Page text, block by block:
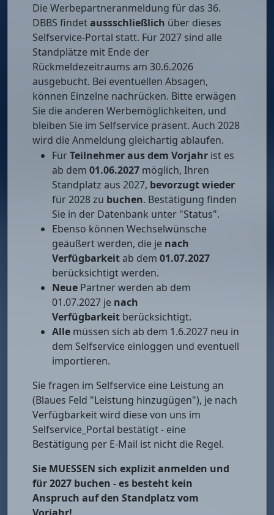
Die Werbepartneranmeldung für das 36.
DBBS findetaussschließlich über dieses
Selfservice-Portal statt. Für 2027 sind alle
Standplätze mit Ende der
Rückmeldezeitraums am 30.6.2026
ausgebucht. Bei eventuellen Absagen,
können Einzelne nachrücken. Bitte erwägen
Sie die anderen Werbemöglichkeiten, und
bleiben Sie im Selfservice präsent. Auch 2028
wird die Anmeldung gleichartig ablaufen.
FürTeilnehmer aus dem Vorjahr ist es
ab dem 01.06.2027 möglich, Ihren
Standplatz aus 2027, bevorzugt wieder
für 2028 zu buchen. Bestätigung finden
Sie in der Datenbank unter "Status".
Ebenso können Wechselwünsche
geäußert werden, die je nach
Verfügbarkeitab dem 01.07.2027
berücksichtigt werden.
Neue Partner werden ab dem
01.07.2027 je nach
Verfügbarkeit berücksichtigt.
Alle müssen sich ab dem 1.6.2027 neu in
dem Selfservice einloggen und eventuell
importieren.
Sie fragen im Selfservice eine Leistung an
(Blaues Feld "Leistung hinzugügen"), je nach
Verfügbarkeit wird diese von uns im
Selfservice_Portal bestätigt - eine
Bestätigung per E-Mail ist nicht die Regel.
Sie MUESSEN sich explizit anmelden und
für 2027 buchen - es besteht kein
Anspruch auf den Standplatz vom